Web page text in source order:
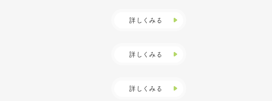
詳しくみる
詳しくみる
詳しくみる